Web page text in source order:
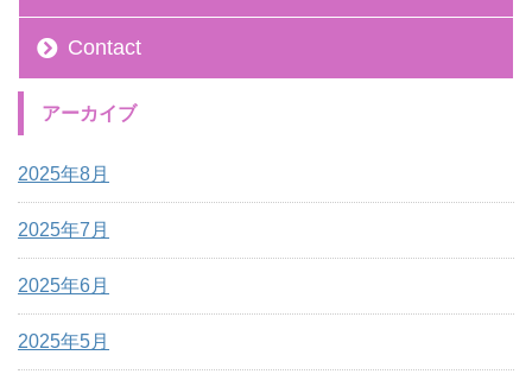
Contact
アーカイブ
2025年8月
2025年7月
2025年6月
2025年5月